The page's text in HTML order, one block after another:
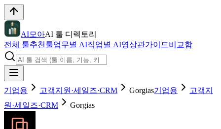
AI모아AI 툴 디렉토리
전체 툴추천툴업무별 AI직업별 AI영상관가이드비교함
기업용 고객지원·세일즈·CRM Gorgias기업용
고객지
원·세일즈·CRM
Gorgias